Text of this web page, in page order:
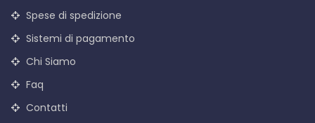
Spese di spedizione
Sistemi di pagamento
Chi Siamo
Faq
Contatti